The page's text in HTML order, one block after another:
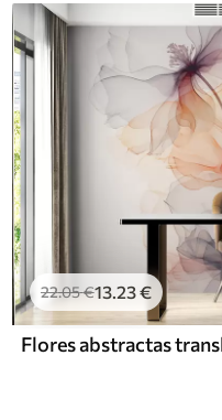
22.05€13.23€